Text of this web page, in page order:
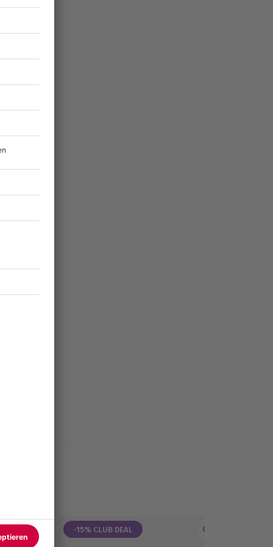
-15% CLUB DEAL